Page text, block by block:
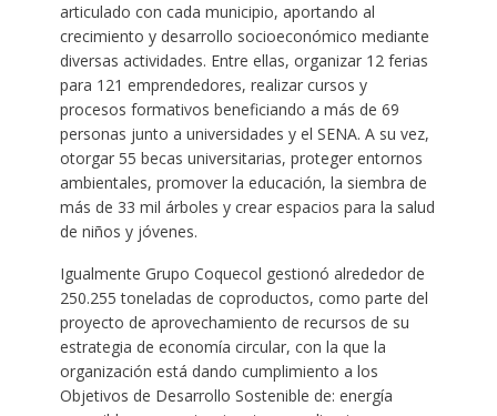
articulado con cada municipio, aportando al
crecimiento y desarrollo socioeconómico mediante
diversas actividades. Entre ellas, organizar 12 ferias
para 121 emprendedores, realizar cursos y
procesos formativos beneficiando a más de 69
personas junto a universidades y el SENA. A su vez,
otorgar 55 becas universitarias, proteger entornos
ambientales, promover la educación, la siembra de
más de 33 mil árboles y crear espacios para la salud
de niños y jóvenes.
Igualmente Grupo Coquecol gestionó alrededor de
250.255 toneladas de coproductos, como parte del
proyecto de aprovechamiento de recursos de su
estrategia de economía circular, con la que la
organización está dando cumplimiento a los
Objetivos de Desarrollo Sostenible de: energía